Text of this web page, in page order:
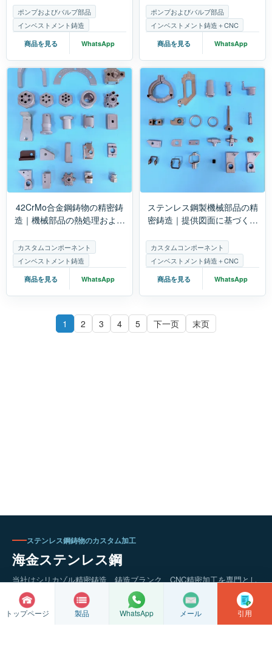
鋳造
ポンプおよびバルブ部品
インベストメント鋳造
商品を見る WhatsApp
ポンプおよびバルブ部品
インベストメント鋳造＋CNC
商品を見る WhatsApp
42CrMo合金鋼鋳物の精密鋳
造｜機械部品の熱処理および
カスタムコンポーネント
インベストメント鋳造
商品を見る WhatsApp
ステンレス鋼製機械部品の精
密鋳造｜提供図面に基づくカ
カスタムコンポーネント
インベストメント鋳造＋CNC
商品を見る WhatsApp
1 2 3 4 5 下一页 末页
ステンレス鋼鋳物のカスタム加工
海金ステンレス鋼
当社はシリカゾル精密鋳造、鋳造ブランク、CNC精密加工を専門とし
ており、図面やサンプルに基づいた評価もサポートいたします。
CNC加工
トップページ 製品 メール
WhatsApp 引用